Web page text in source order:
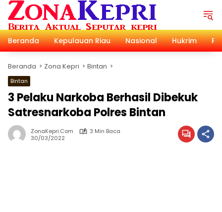
Langsung
konten
Beranda
Kepulauan Riau Nasional Hukrim
Beranda Zona Kepri Bintan
Bintan
3 Pelaku Narkoba Berhasil Dibekuk
Satresnarkoba Polres Bintan
ZonaKepri.com
3 Min Baca
30/03/2022